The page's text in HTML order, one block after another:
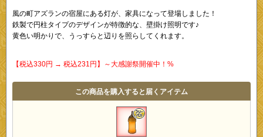
風の町アズランの宿屋にある灯が、家具になって登場しました！
鉄製で円柱タイプのデザインが特徴的な、壁掛け照明です♪
黄色い明かりで、うっすらと辺りを照らしてくれます。
【税込330円 → 税込231円】～大感謝祭開催中！%
この商品を購入すると届くアイテム